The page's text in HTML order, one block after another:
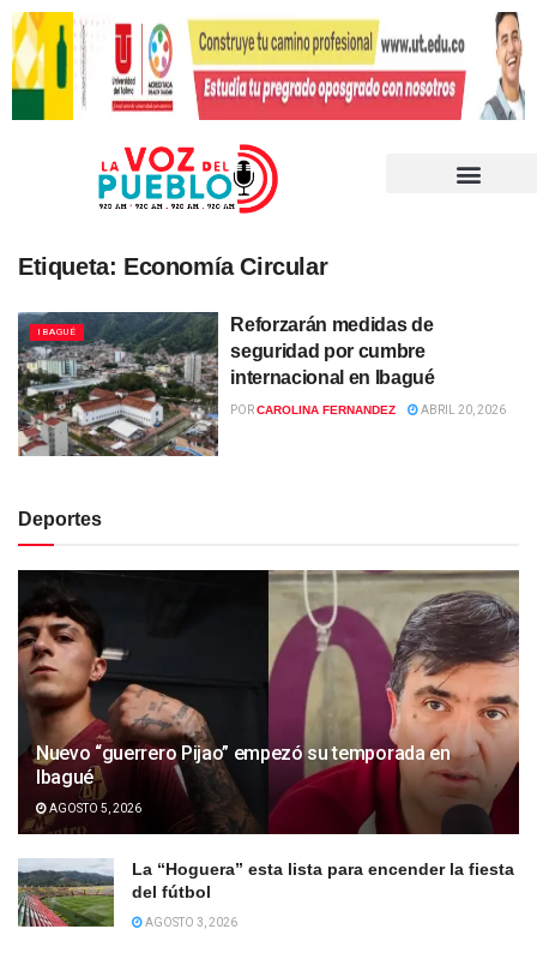
Etiqueta: Economía Circular
IBAGUÉ
Reforzarán medidas de
seguridad por cumbre
internacional en Ibagué
PORCAROLINA FERNANDEZ ABRIL 20, 2026
Deportes
Nuevo “guerrero Pijao” empezó su temporada en
Ibagué
AGOSTO 5, 2026
La “Hoguera” esta lista para encender la fiesta
del fútbol
AGOSTO 3, 2026